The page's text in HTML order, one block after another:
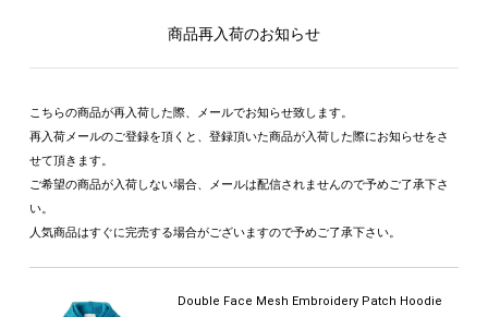
商品再入荷のお知らせ
こちらの商品が再入荷した際、メールでお知らせ致します。
再入荷メールのご登録を頂くと、登録頂いた商品が入荷した際にお知らせをさ
せて頂きます。
ご希望の商品が入荷しない場合、メールは配信されませんので予めご了承下さ
い。
人気商品はすぐに完売する場合がございますので予めご了承下さい。
Double Face Mesh Embroidery Patch Hoodie